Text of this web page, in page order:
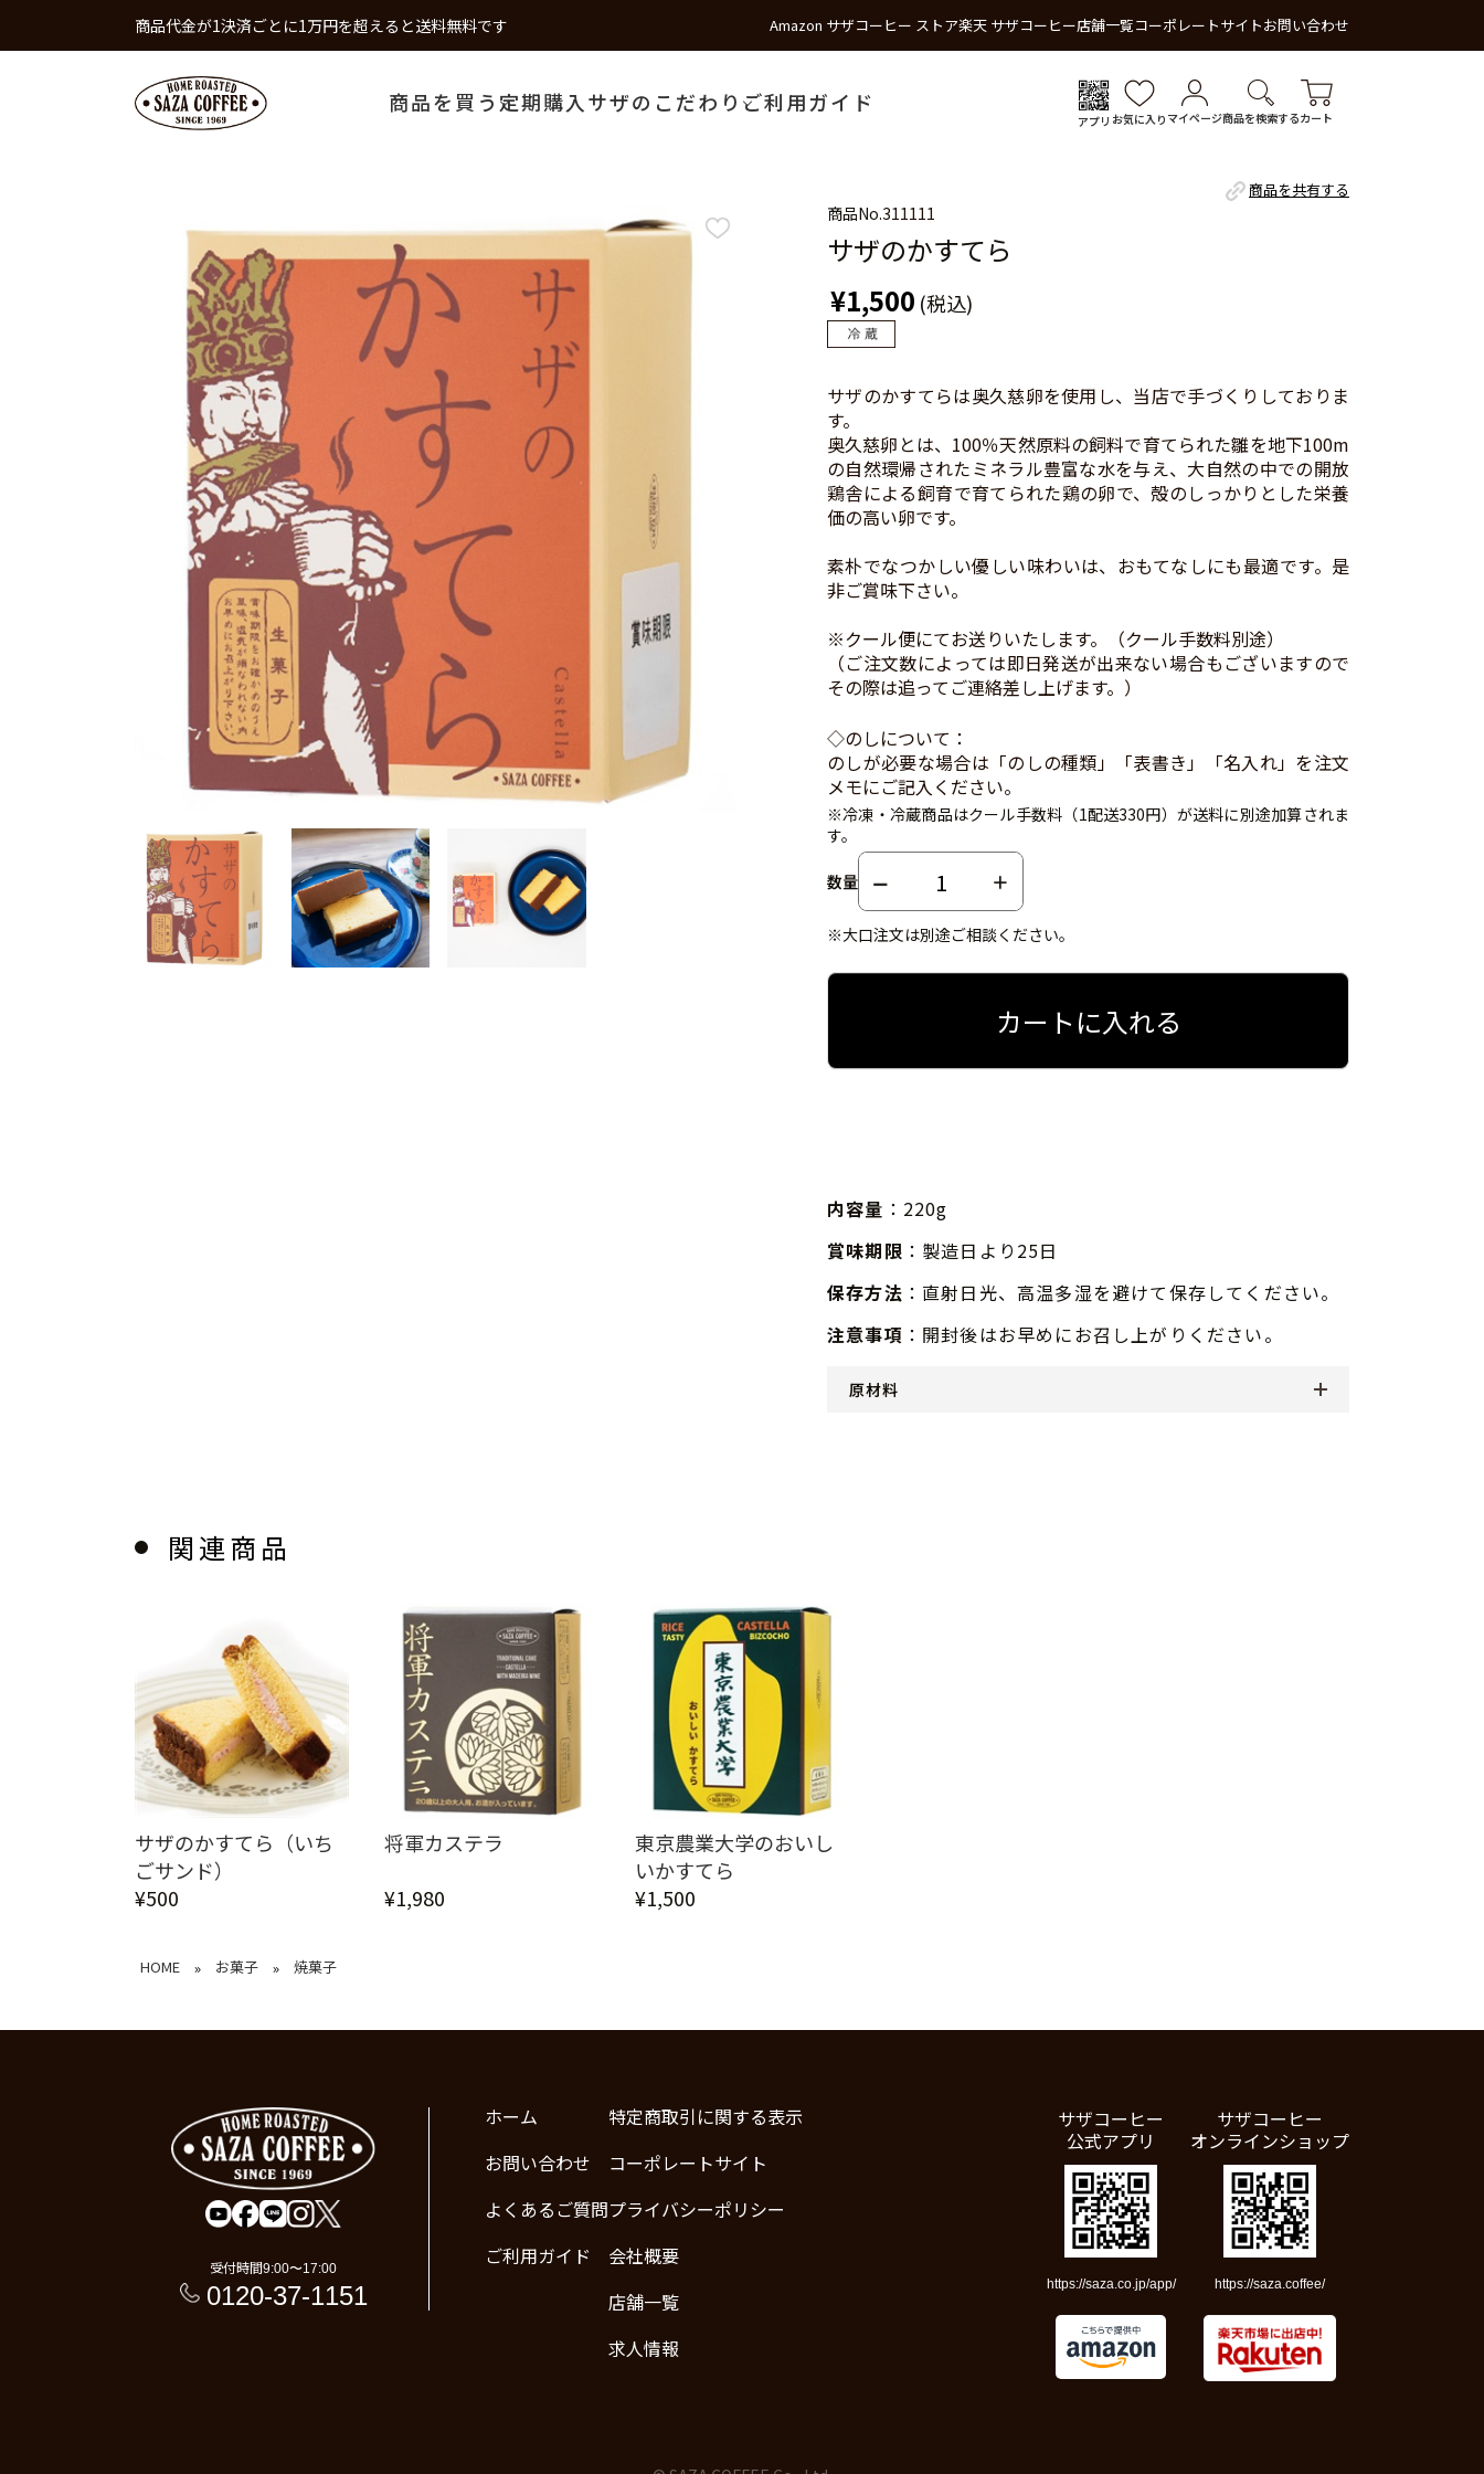
商品代金が1決済ごとに1万円を超えると送料無料です Amazon サザコーヒー ストア楽天 サザコーヒー店舗一覧コーポレートサイトお問い合わせ
商品を買う 定期購入 サザのこだわり ご利用ガイド
アプリ お気に入り マイページ商品を検索するカート
商品を共有する
商品No.311111
サザのかすてら
¥1,500 (税込)
サザのかすてらは奥久慈卵を使用し、当店で手づくりしておりま
す。
奥久慈卵とは、100％天然原料の飼料で育てられた雛を地下100m
の自然環帰されたミネラル豊富な水を与え、大自然の中での開放
鶏舎による飼育で育てられた鶏の卵で、殻のしっかりとした栄養
価の高い卵です。
素朴でなつかしい優しい味わいは、おもてなしにも最適です。是
非ご賞味下さい。
※クール便にてお送りいたします。（クール手数料別途）
（ご注文数によっては即日発送が出来ない場合もございますので
その際は追ってご連絡差し上げます。）
◇のしについて：
のしが必要な場合は「のしの種類」「表書き」「名入れ」を注文
メモにご記入ください。
※冷凍・冷蔵商品はクール手数料（1配送330円）が送料に別途加算されま
す。
数量
※大口注文は別途ご相談ください。
カートに入れる
内容量 ：220g
賞味期限 ：製造日より25日
保存方法 ：直射日光、高温多湿を避けて保存してください。
注意事項 ：開封後はお早めにお召し上がりください。
原材料
関連商品
サザのかすてら（いち
ごサンド）
¥500
将軍カステラ
¥1,980
東京農業大学のおいし
いかすてら
¥1,500
HOME » お菓子 » 焼菓子
受付時間9:00〜17:00
0120-37-1151
ホーム
お問い合わせ
よくあるご質問
ご利用ガイド
特定商取引に関する表示
コーポレートサイト
プライバシーポリシー
会社概要
店舗一覧
求人情報
サザコーヒー
公式アプリ
https://saza.co.jp/app/
サザコーヒー
オンラインショップ
https://saza.coffee/